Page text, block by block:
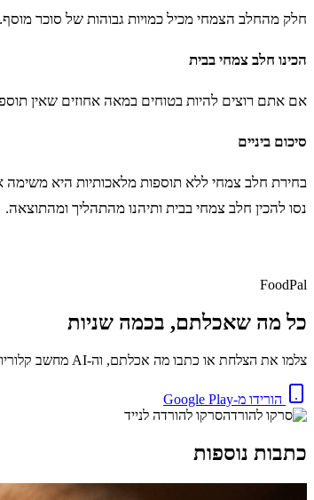
חלק מהחלב הצמחי מכיל כמויות גבוהות של סוכר
הכינו חלב צמחי בבית
אם אתם רוצים להיות בטוחים במאה אחוזים שאין
סיכום ביניים
בחירת חלב צמחי ללא תוספות מלאכותיות היא משימה
נסו להכין חלב צמחי בבית ותיהנו מהתהליך ומהתוצאה.
FoodPal
כל מה שאכלתם, בכמה שניות
צלמו את הצלחת או כתבו מה אכלתם, וה-AI מחשב קלוריות, חלבון ומאקרו באופן מיידי. בחינם.
הורידו מ-Google Play
סרקו להורדה לנייד
כתבות נוספות